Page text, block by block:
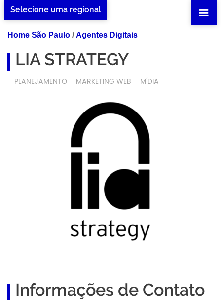
Selecione uma regional
Home São Paulo /Agentes Digitais
LIA STRATEGY
PLANEJAMENTO MARKETING WEB MÍDIA
Informações de Contato